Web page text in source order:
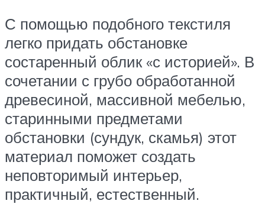
С помощью подобного текстиля
легко придать обстановке
состаренный облик «с историей». В
сочетании с грубо обработанной
древесиной, массивной мебелью,
старинными предметами
обстановки (сундук, скамья) этот
материал поможет создать
неповторимый интерьер,
практичный, естественный.